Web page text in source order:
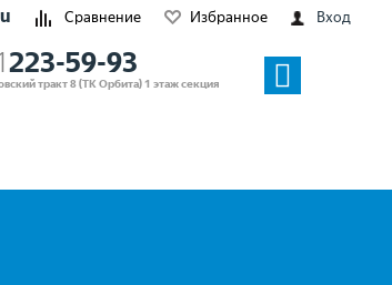
Сравнение Избранное Вход
223-59-93
тракт 8 (ТК Орбита) 1 этаж секция